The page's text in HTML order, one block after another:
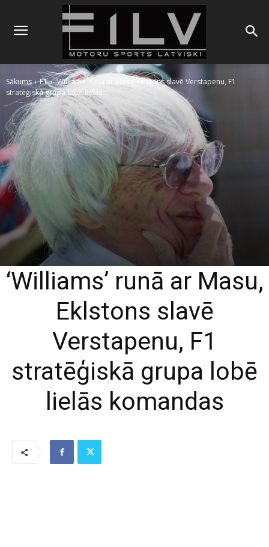
Sākums F1
'Williams' runā ar Masu, Eklstons slavē Verstapenu, F1
stratēģiskā grupa lobē lielās...
‘Williams’ runā ar Masu,
Eklstons slavē
Verstapenu, F1
stratēģiskā grupa lobē
lielās komandas